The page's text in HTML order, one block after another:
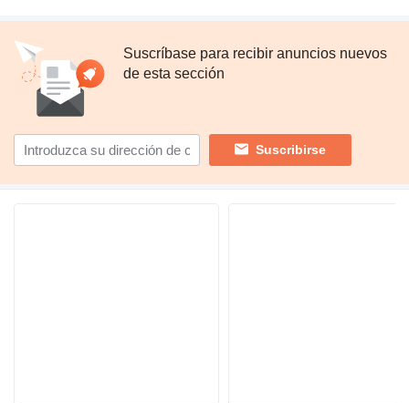
Suscríbase para recibir anuncios nuevos
de esta sección
Suscribirse